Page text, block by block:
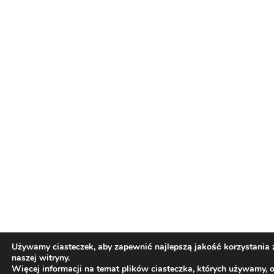
Używamy ciasteczek, aby zapewnić najlepszą jakość korzystania
naszej witryny.
Więcej informacji na temat plików ciasteczka, których używamy,